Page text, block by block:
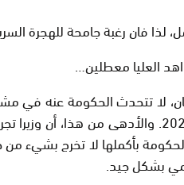
بأكملها لا تخرج بشيء
بشكل جيد.